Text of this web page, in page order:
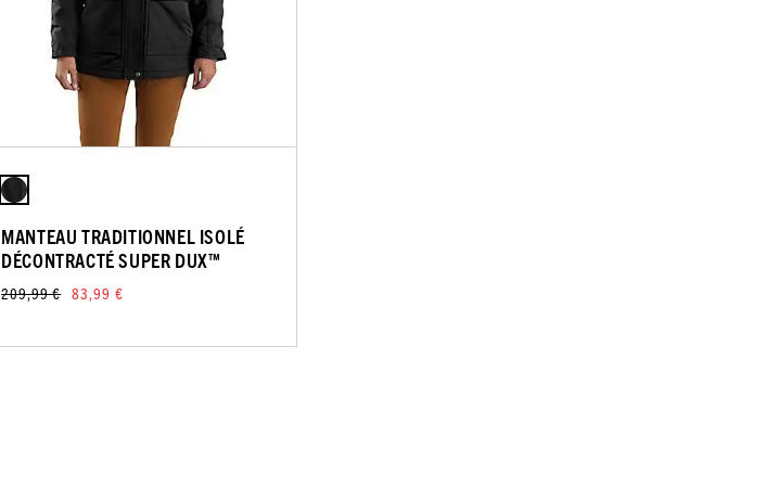
MANTEAU TRADITIONNEL ISOLÉ
DÉCONTRACTÉ SUPER DUX™
209,99 € 83,99 €